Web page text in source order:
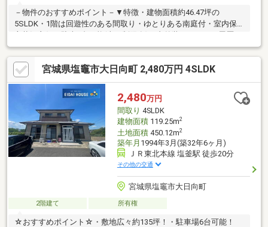
－物件のおすすめポイント－▼特徴・建物面積約46.47坪の
5SLDK・1階は回遊性のある間取り・ゆとりある南庭付・室内保
【2019年】・クロス張替(9月／1階和室3室・台所天井を除く)
等・浴室交換(11月)【2020年12月】・畳表替(1階南東側和室を除
く)【2022年6月】・外壁・屋根塗装 他▼周辺環境・袖野田第4公
園 徒歩1分(約60分）※前面道路幅員により容積率が制限されます■
ご希望の住まい探しをお手伝いします ━━━━━・・・物件の詳
細・ご相談はお気軽にお問い合わせください。
宮城県塩竈市大日向町 2,480万円 4SLDK
2,480万円
間取り 4SLDK
建物面積119.25m2
土地面積450.12m2
築年月 1994年3月(築32年6ヶ月)
ＪＲ東北本線 塩釜駅 徒歩20分
その他の交通
宮城県塩竈市大日向町
2階建て 所有権
☆おすすめポイント☆・敷地広々約135坪！・駐車場6台可能！